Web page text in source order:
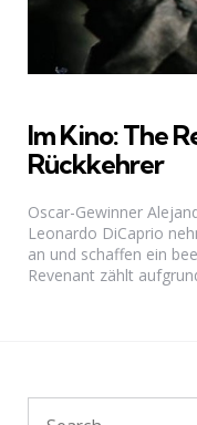
Im Kino: The
Rückkehrer
Oscar-Gewinner
Leonardo DiCaprio
an und schaffen ein
Revenant zählt